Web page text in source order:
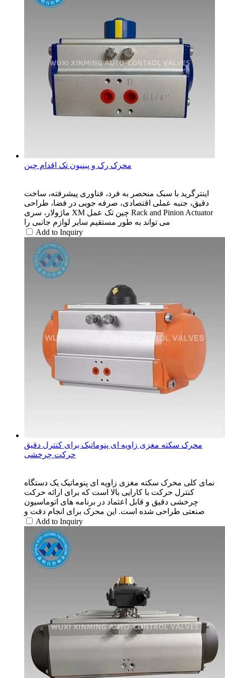
محرک رک و پینیون تک اقدام چین
اینترگرید با سبک منحصر به فرد، فناوری پیشرفته، ساخت
دقیق، جنبه عملی اقتصادی، صرفه جویی در فضا، طراحی
ماژولار، سری XM چین تک عمل Rack and Pinion Actuator
می تواند به طور مستقیم سایر لوازم جانبی را
Add to Inquiry
محرک سکته مغزی زاویه ای پنوماتیک برای کنترل دقیق
حرکت چرخشی
نمای کلی محرک سکته مغزی زاویه ای پنوماتیک یک دستگاه
کنترل حرکت با کارایی بالا است که برای ارائه حرکت
چرخشی دقیق و قابل اعتماد در برنامه های اتوماسیون
صنعتی طراحی شده است. این محرک برای انجام دقت و
Add to Inquiry